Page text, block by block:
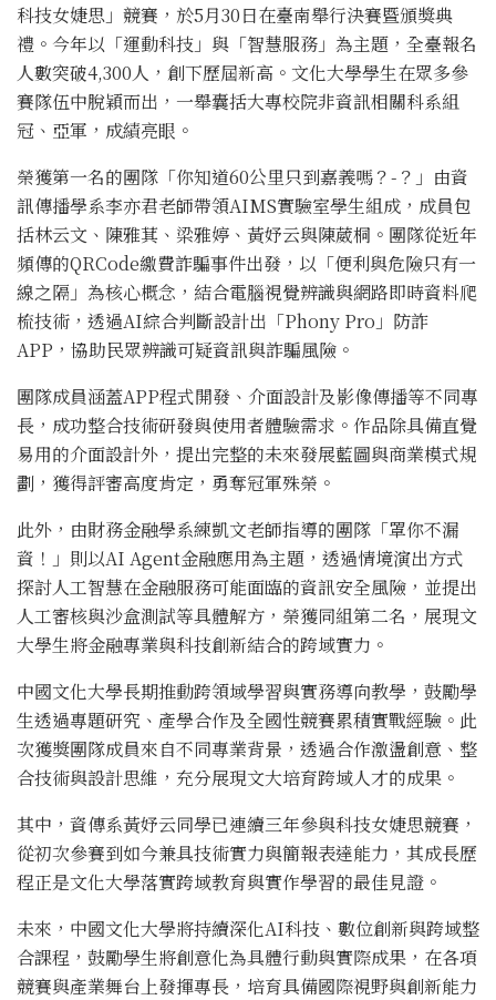
科技女婕思」競賽，於5月30日在臺南舉行決賽暨頒獎典
禮。今年以「運動科技」與「智慧服務」為主題，全臺報名
人數突破4,300人，創下歷屆新高。文化大學學生在眾多參
賽隊伍中脫穎而出，一舉囊括大專校院非資訊相關科系組
冠、亞軍，成績亮眼。
榮獲第一名的團隊「你知道60公里只到嘉義嗎？-？」由資
訊傳播學系李亦君老師帶領AIMS實驗室學生組成，成員包
括林云文、陳雅萁、梁雅婷、黃妤云與陳葳桐。團隊從近年
頻傳的QRCode繳費詐騙事件出發，以「便利與危險只有一
線之隔」為核心概念，結合電腦視覺辨識與網路即時資料爬
梳技術，透過AI綜合判斷設計出「Phony Pro」防詐
APP，協助民眾辨識可疑資訊與詐騙風險。
團隊成員涵蓋APP程式開發、介面設計及影像傳播等不同專
長，成功整合技術研發與使用者體驗需求。作品除具備直覺
易用的介面設計外，提出完整的未來發展藍圖與商業模式規
劃，獲得評審高度肯定，勇奪冠軍殊榮。
此外，由財務金融學系練凱文老師指導的團隊「罩你不漏
資！」則以AI Agent金融應用為主題，透過情境演出方式
探討人工智慧在金融服務可能面臨的資訊安全風險，並提出
人工審核與沙盒測試等具體解方，榮獲同組第二名，展現文
大學生將金融專業與科技創新結合的跨域實力。
中國文化大學長期推動跨領域學習與實務導向教學，鼓勵學
生透過專題研究、產學合作及全國性競賽累積實戰經驗。此
次獲獎團隊成員來自不同專業背景，透過合作激盪創意、整
合技術與設計思維，充分展現文大培育跨域人才的成果。
其中，資傳系黃妤云同學已連續三年參與科技女婕思競賽，
從初次參賽到如今兼具技術實力與簡報表達能力，其成長歷
程正是文化大學落實跨域教育與實作學習的最佳見證。
未來，中國文化大學將持續深化AI科技、數位創新與跨域整
合課程，鼓勵學生將創意化為具體行動與實際成果，在各項
競賽與產業舞台上發揮專長，培育具備國際視野與創新能力